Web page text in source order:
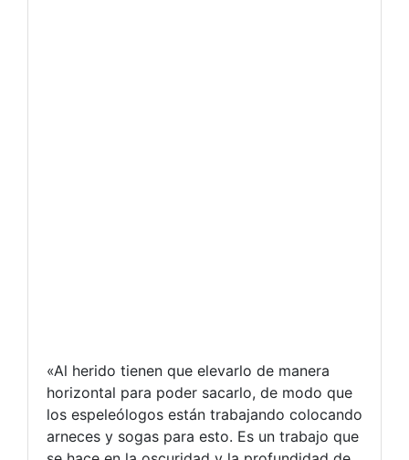
«Al herido tienen que elevarlo de manera
horizontal para poder sacarlo, de modo que
los espeleólogos están trabajando colocando
arneces y sogas para esto. Es un trabajo que